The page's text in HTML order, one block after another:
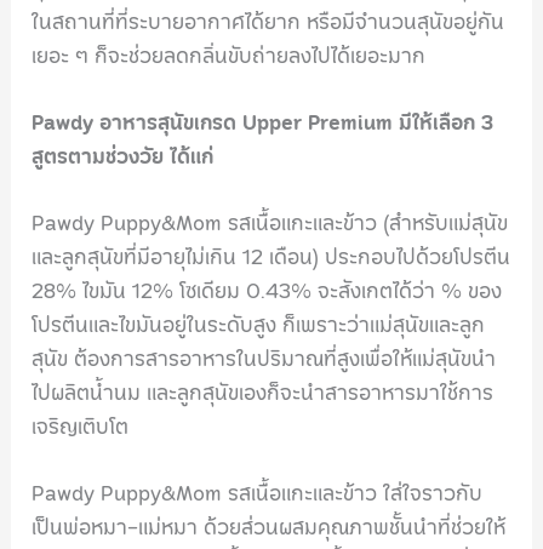
ในสถานที่ที่ระบายอากาศได้ยาก หรือมีจำนวนสุนัขอยู่กัน
เยอะ ๆ ก็จะช่วยลดกลิ่นขับถ่ายลงไปได้เยอะมาก
Pawdy อาหารสุนัขเกรด Upper Premium มีให้เลือก 3
สูตรตามช่วงวัย ได้แก่
Pawdy Puppy&Mom รสเนื้อแกะและข้าว (สำหรับแม่สุนัข
และลูกสุนัขที่มีอายุไม่เกิน 12 เดือน) ประกอบไปด้วยโปรตีน
28% ไขมัน 12% โซเดียม 0.43% จะสังเกตได้ว่า % ของ
โปรตีนและไขมันอยู่ในระดับสูง ก็เพราะว่าแม่สุนัขและลูก
สุนัข ต้องการสารอาหารในปริมาณที่สูงเพื่อให้แม่สุนัขนำ
ไปผลิตน้ำนม และลูกสุนัขเองก็จะนำสารอาหารมาใช้การ
เจริญเติบโต
Pawdy Puppy&Mom รสเนื้อแกะและข้าว ใส่ใจราวกับ
เป็นพ่อหมา-แม่หมา ด้วยส่วนผสมคุณภาพชั้นนำที่ช่วยให้